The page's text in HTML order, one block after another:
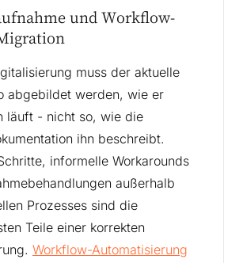
und Workflow-
muss der aktuelle
abgebildet werden, wie er
läuft - nicht so, wie die
ihn beschreibt.
informelle Workarounds
außerhalb
Prozesses sind die
Teile einer korrekten
Workflow-Automatisierung